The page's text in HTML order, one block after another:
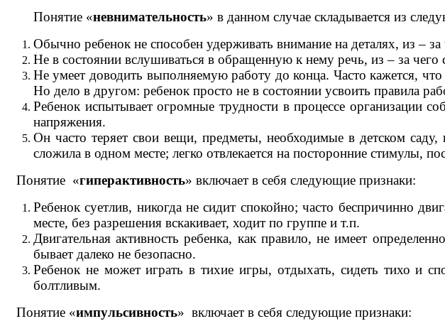
Понятие «невнимательность» в данном случае складывается из
Обычно ребенок не способен удерживать внимание на деталях, из –
Не в состоянии вслушиваться в обращенную к нему речь, из – за
Не умеет доводить выполняемую работу до конца. Часто кажется,
Но дело в другом: ребенок просто не в состоянии усвоить правила
Ребенок испытывает огромные трудности в процессе организации
напряжения.
Он часто теряет свои вещи, предметы, необходимые в детском
сложила в одном месте; легко отвлекается на посторонние стимулы,
Понятие «гиперактивность» включает в себя следующие признаки:
Ребенок суетлив, никогда не сидит спокойно; часто беспричинно
месте, без разрешения вскакивает, ходит по группе и т.п.
Двигательная активность ребенка, как правило, не имеет
бывает далеко не безопасно.
Ребенок не может играть в тихие игры, отдыхать, сидеть тихо и
болтливым.
Понятие «импульсивность» включает в себя следующие признаки: